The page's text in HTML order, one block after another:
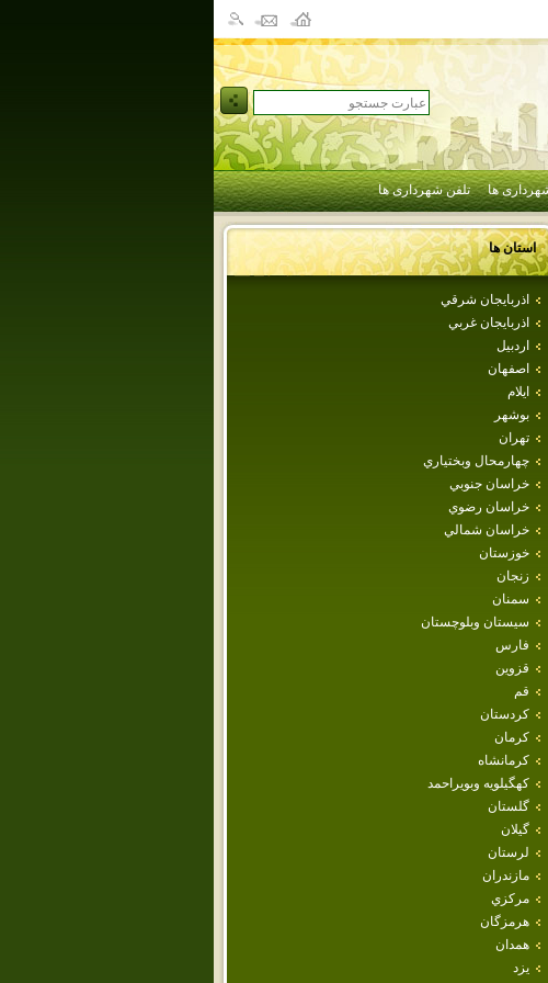
ها تلفن شهرداری ها
استان ها
اذربايجان شرقي
اذربايجان غربي
اردبيل
اصفهان
ايلام
بوشهر
تهران
چهارمحال وبختياري
خراسان جنوبي
خراسان رضوي
خراسان شمالي
خوزستان
زنجان
سمنان
سيستان وبلوچستان
فارس
قزوين
قم
كردستان
كرمان
كرمانشاه
كهگيلويه وبويراحمد
گلستان
گيلان
لرستان
مازندران
مركزي
هرمزگان
همدان
يزد